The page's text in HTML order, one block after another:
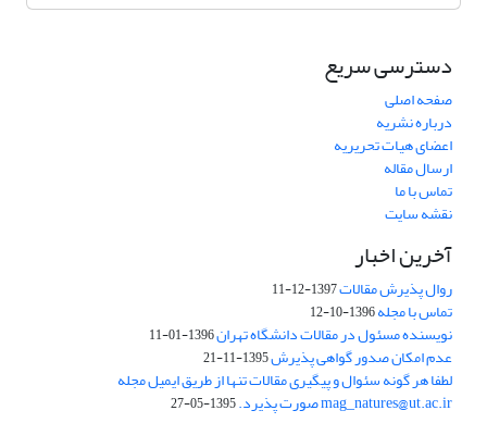
دسترسی سریع
صفحه اصلی
درباره نشریه
اعضای هیات تحریریه
ارسال مقاله
تماس با ما
نقشه سایت
آخرین اخبار
روال پذیرش مقالات1397-12-11
تماس با مجله1396-10-12
نویسنده مسئول در مقالات دانشگاه تهران1396-01-11
عدم امکان صدور گواهی پذیرش1395-11-21
لطفا هر گونه سئوال و پیگیری مقالات تنها از طریق ایمیل مجله
mag_natures@ut.ac.ir صورت پذیرد. 1395-05-27